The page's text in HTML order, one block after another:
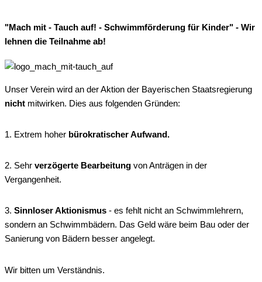
"Mach mit - Tauch auf! - Schwimmförderung für Kinder" - Wir
lehnen die Teilnahme ab!
Unser Verein wird an der Aktion der Bayerischen Staatsregierung
nicht mitwirken. Dies aus folgenden Gründen:
1. Extrem hoher bürokratischer Aufwand.
2. Sehr verzögerte Bearbeitung von Anträgen in der
Vergangenheit.
3. Sinnloser Aktionismus - es fehlt nicht an Schwimmlehrern,
sondern an Schwimmbädern. Das Geld wäre beim Bau oder der
Sanierung von Bädern besser angelegt.
Wir bitten um Verständnis.